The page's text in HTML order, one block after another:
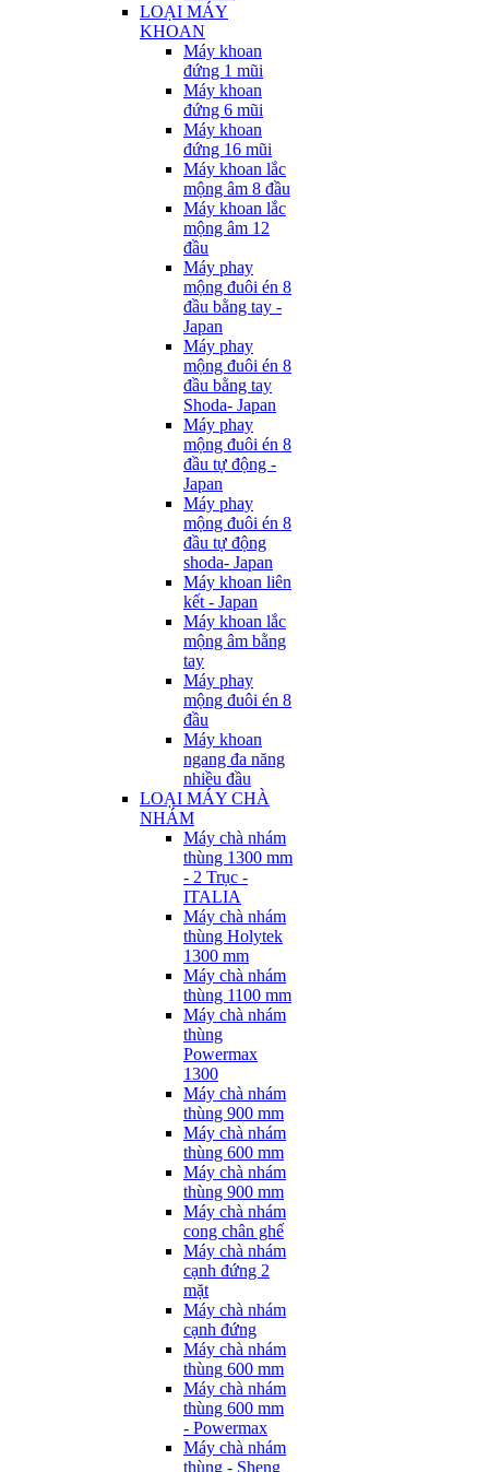
LOẠI MÁY
KHOAN
Máy khoan
đứng 1 mũi
Máy khoan
đứng 6 mũi
Máy khoan
đứng 16 mũi
Máy khoan lắc
mộng âm 8 đầu
Máy khoan lắc
mộng âm 12
đầu
Máy phay
mộng đuôi én 8
đầu bằng tay -
Japan
Máy phay
mộng đuôi én 8
đầu bằng tay
Shoda- Japan
Máy phay
mộng đuôi én 8
đầu tự động -
Japan
Máy phay
mộng đuôi én 8
đầu tự động
shoda- Japan
Máy khoan liên
kết - Japan
Máy khoan lắc
mộng âm bằng
tay
Máy phay
mộng đuôi én 8
đầu
Máy khoan
ngang đa năng
nhiều đầu
LOẠI MÁY CHÀ
NHÁM
Máy chà nhám
thùng 1300 mm
- 2 Trục -
ITALIA
Máy chà nhám
thùng Holytek
1300 mm
Máy chà nhám
thùng 1100 mm
Máy chà nhám
thùng
Powermax
1300
Máy chà nhám
thùng 900 mm
Máy chà nhám
thùng 600 mm
Máy chà nhám
thùng 900 mm
Máy chà nhám
cong chân ghế
Máy chà nhám
cạnh đứng 2
mặt
Máy chà nhám
cạnh đứng
Máy chà nhám
thùng 600 mm
Máy chà nhám
thùng 600 mm
- Powermax
Máy chà nhám
thùng - Sheng